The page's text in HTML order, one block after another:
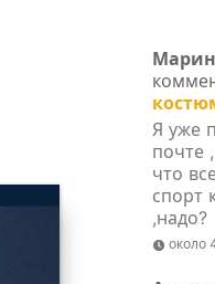
Я уже
почте
что
спорт
,надо?
около